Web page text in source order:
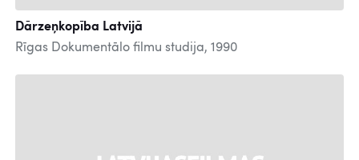
Dārzeņkopība Latvijā
Rīgas Dokumentālo filmu studija, 1990